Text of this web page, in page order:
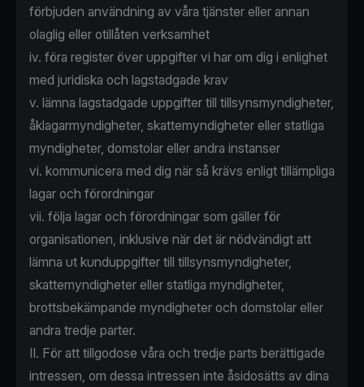
förbjuden användning av våra tjänster eller annan
olaglig eller otillåten verksamhet
iv. föra register över uppgifter vi har om dig i enlighet
med juridiska och lagstadgade krav
v. lämna lagstadgade uppgifter till tillsynsmyndigheter,
åklagarmyndigheter, skattemyndigheter eller statliga
myndigheter, domstolar eller andra instanser
vi. kommunicera med dig när så krävs enligt tillämpliga
lagar och förordningar
vii. följa lagar och förordningar som gäller för
organisationen, inklusive när det är nödvändigt att
lämna ut kunduppgifter till tillsynsmyndigheter,
skattemyndigheter eller statliga myndigheter,
brottsbekämpande myndigheter och domstolar eller
andra tredje parter.
II. För att tillgodose våra och tredje parts berättigade
intressen, om dessa intressen inte åsidosätts av dina